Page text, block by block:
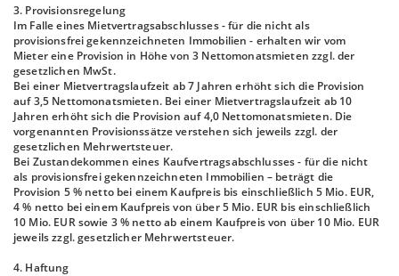
3. Provisionsregelung
Im Falle eines Mietvertragsabschlusses - für die nicht als
provisionsfrei gekennzeichneten Immobilien - erhalten wir vom
Mieter eine Provision in Höhe von 3 Nettomonatsmieten zzgl. der
gesetzlichen MwSt.
Bei einer Mietvertragslaufzeit ab 7 Jahren erhöht sich die Provision
auf 3,5 Nettomonatsmieten. Bei einer Mietvertragslaufzeit ab 10
Jahren erhöht sich die Provision auf 4,0 Nettomonatsmieten. Die
vorgenannten Provisionssätze verstehen sich jeweils zzgl. der
gesetzlichen Mehrwertsteuer.
Bei Zustandekommen eines Kaufvertragsabschlusses - für die nicht
als provisionsfrei gekennzeichneten Immobilien – beträgt die
Provision 5 % netto bei einem Kaufpreis bis einschließlich 5 Mio. EUR,
4 % netto bei einem Kaufpreis von über 5 Mio. EUR bis einschließlich
10 Mio. EUR sowie 3 % netto ab einem Kaufpreis von über 10 Mio. EUR
jeweils zzgl. gesetzlicher Mehrwertsteuer.
4. Haftung